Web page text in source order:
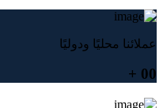
عملائنا محليًا ودوليًا
00
+